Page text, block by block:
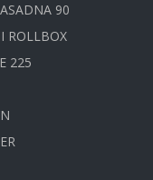
90
ROLLBOX
225